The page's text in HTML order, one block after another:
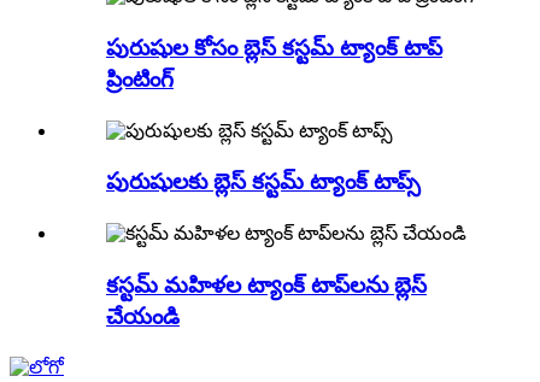
పురుషుల కోసం బ్లెస్ కస్టమ్ ట్యాంక్ టాప్
ప్రింటింగ్
పురుషులకు బ్లెస్ కస్టమ్ ట్యాంక్ టాప్స్
కస్టమ్ మహిళల ట్యాంక్ టాప్‌లను బ్లెస్
చేయండి